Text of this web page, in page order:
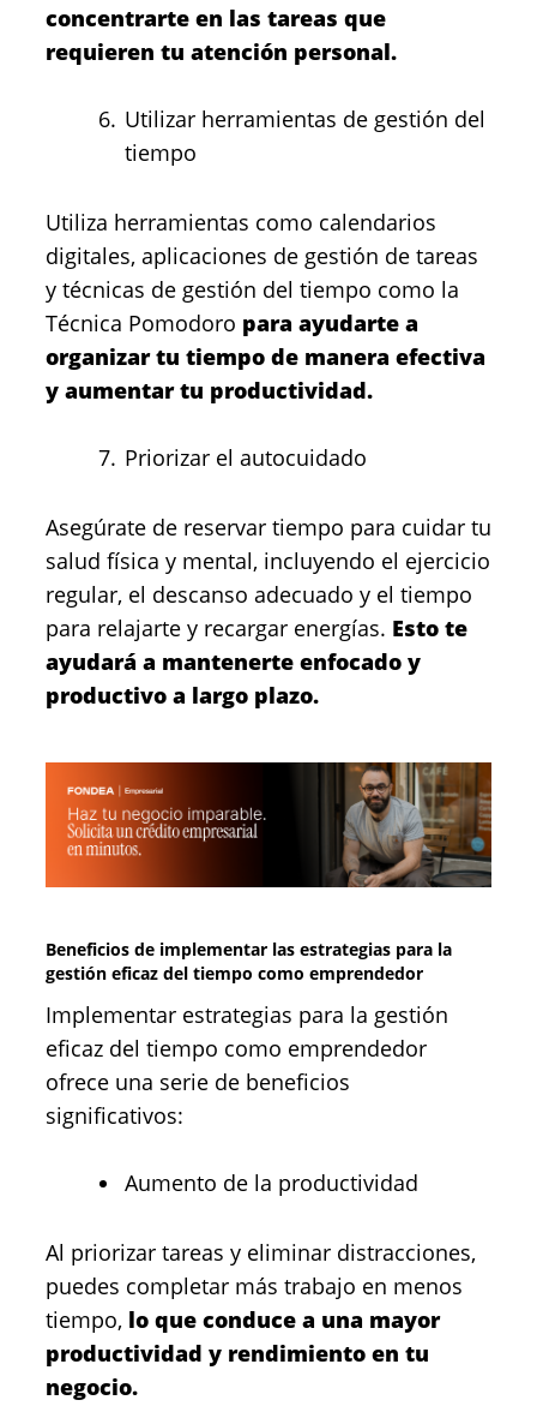
concentrarte en las tareas que
requieren tu atención personal.
Utilizar herramientas de gestión del
tiempo
Utiliza herramientas como calendarios
digitales, aplicaciones de gestión de tareas
y técnicas de gestión del tiempo como la
Técnica Pomodoro para ayudarte a
organizar tu tiempo de manera efectiva
y aumentar tu productividad.
Priorizar el autocuidado
Asegúrate de reservar tiempo para cuidar tu
salud física y mental, incluyendo el ejercicio
regular, el descanso adecuado y el tiempo
para relajarte y recargar energías. Esto te
ayudará a mantenerte enfocado y
productivo a largo plazo.
Beneficios de implementar las estrategias para la
gestión eficaz del tiempo como emprendedor
Implementar estrategias para la gestión
eficaz del tiempo como emprendedor
ofrece una serie de beneficios
significativos:
Aumento de la productividad
Al priorizar tareas y eliminar distracciones,
puedes completar más trabajo en menos
tiempo, lo que conduce a una mayor
productividad y rendimiento en tu
negocio.